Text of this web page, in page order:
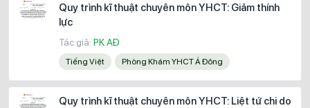
Quy trình kĩ thuật chuyên môn YHCT: Giảm thính
lực
Tác giả: PK AĐ
Tiếng Việt Phòng Khám YHCT Á Đông
Quy trình kĩ thuật chuyên môn YHCT: Liệt tứ chi do